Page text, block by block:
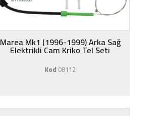
Marea Mk1 (1996-1999) Arka Sağ
Elektrikli Cam Kriko Tel Seti
Kod08112